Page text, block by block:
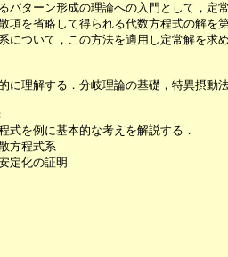
パターン形成の理論への入門として，定
項を省略して得られる代数方程式の解
について，この方法を適用し定常解を求
に理解する．分岐理論の基礎，特異摂動
式を例に基本的な考えを解説する．
方程式系
定化の証明